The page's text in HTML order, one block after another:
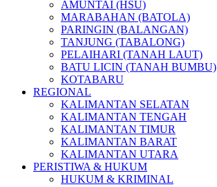
AMUNTAI (HSU)
MARABAHAN (BATOLA)
PARINGIN (BALANGAN)
TANJUNG (TABALONG)
PELAIHARI (TANAH LAUT)
BATU LICIN (TANAH BUMBU)
KOTABARU
REGIONAL
KALIMANTAN SELATAN
KALIMANTAN TENGAH
KALIMANTAN TIMUR
KALIMANTAN BARAT
KALIMANTAN UTARA
PERISTIWA & HUKUM
HUKUM & KRIMINAL